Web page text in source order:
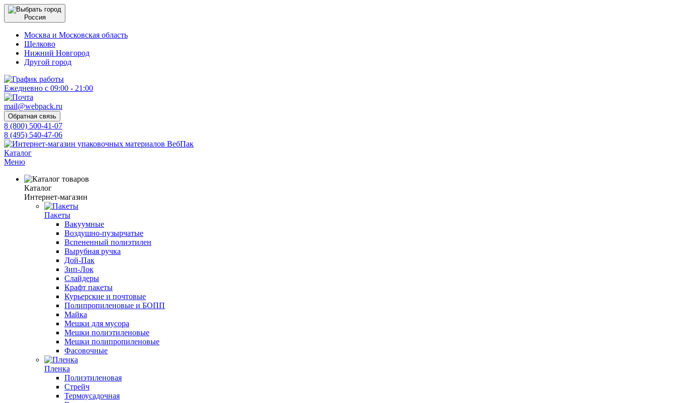
Россия
Москва и Московская область
Щелково
Нижний Новгород
Другой город
Ежедневно с 09:00 - 21:00
mail@webpack.ru
Обратная связь
8 (800) 500-41-07
8 (495) 540-47-06
Каталог
Меню
Каталог
Интернет-магазин
Пакеты
Вакуумные
Воздушно-пузырчатые
Вспененный полиэтилен
Вырубная ручка
Дой-Пак
Зип-Лок
Слайдеры
Крафт пакеты
Курьерские и почтовые
Полипропиленовые и БОПП
Майка
Мешки для мусора
Мешки полиэтиленовые
Мешки полипропиленовые
Фасовочные
Пленка
Полиэтиленовая
Стрейч
Термоусадочная